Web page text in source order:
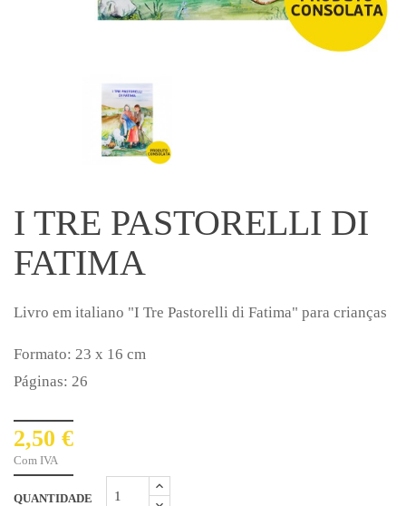
I TRE PASTORELLI DI
FATIMA
Livro em italiano "I Tre Pastorelli di Fatima" para crianças
Formato: 23 x 16 cm
Páginas: 26
2,50 €
Com IVA
QUANTIDADE